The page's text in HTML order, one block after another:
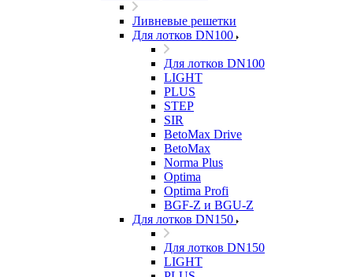
Ливневые решетки
Для лотков DN100
Для лотков DN100
LIGHT
PLUS
STEP
SIR
BetoMax Drive
BetoMax
Norma Plus
Optima
Optima Profi
BGF-Z и BGU-Z
Для лотков DN150
Для лотков DN150
LIGHT